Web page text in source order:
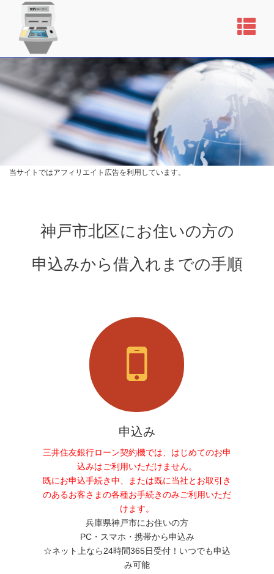
当サイトではアフィリエイト広告を利用しています。
神戸市北区にお住いの方の
申込みから借入れまでの手順
申込み
三井住友銀行ローン契約機では、はじめてのお申
込みはご利用いただけません。
既にお申込手続き中、または既に当社とお取引き
のあるお客さまの各種お手続きのみご利用いただ
けます。
兵庫県神戸市にお住いの方
PC・スマホ・携帯から申込み
☆ネット上なら24時間365日受付！いつでも申込
み可能